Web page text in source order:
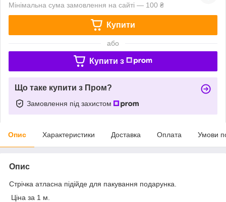
Мінімальна сума замовлення на сайті — 100 ₴
Купити
або
Купити з
Що таке купити з Пром?
Замовлення під захистом
Опис Характеристики Доставка Оплата Умови
Опис
Стрічка атласна підійде для пакування подарунка.
Ціна за 1 м.